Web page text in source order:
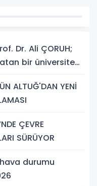
Dr. Ali ÇORUH;
bir üniversite
ALTUĞ'DAN YENİ
ÇEVRE
SÜRÜYOR
durumu